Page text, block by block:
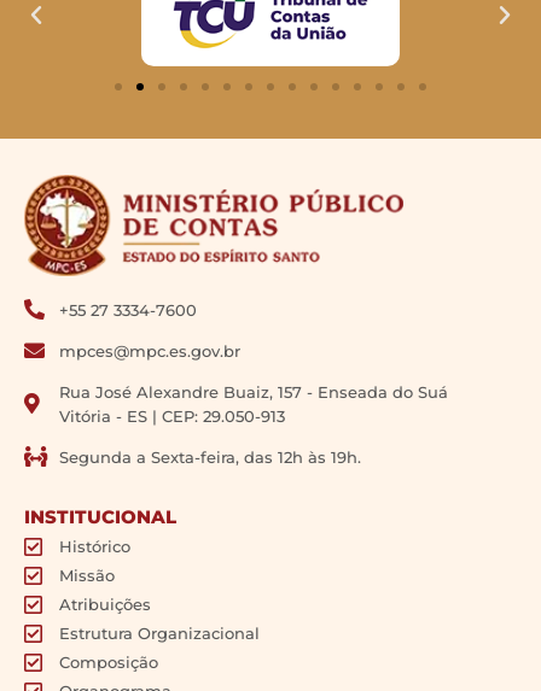
+55 27 3334-7600
mpces@mpc.es.gov.br
Rua José Alexandre Buaiz, 157 - Enseada do Suá
Vitória - ES | CEP: 29.050-913
Segunda a Sexta-feira, das 12h às 19h.
INSTITUCIONAL
Histórico
Missão
Atribuições
Estrutura Organizacional
Composição